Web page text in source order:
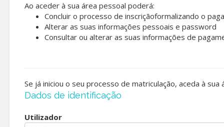
Ao aceder à sua área pessoal poderá:
Concluir o processo de inscriçãoformalizando o
Alterar as suas informações pessoais e password
Consultar ou alterar as suas informações de
Se já iniciou o seu processo de matriculação, aceda à
Dados de identificação
Utilizador